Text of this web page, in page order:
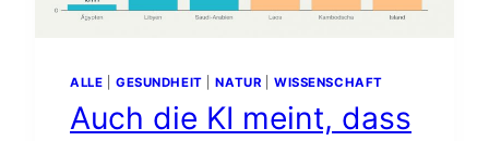
WERDEN
MIT
AUCH
ALLE GESUNDHEIT |NATUR WISSENSCHAFT
Auch die KI meint, dass